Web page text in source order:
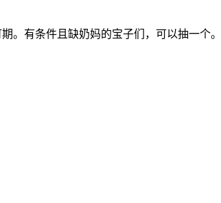
。有条件且缺奶妈的宝子们，可以抽一个。